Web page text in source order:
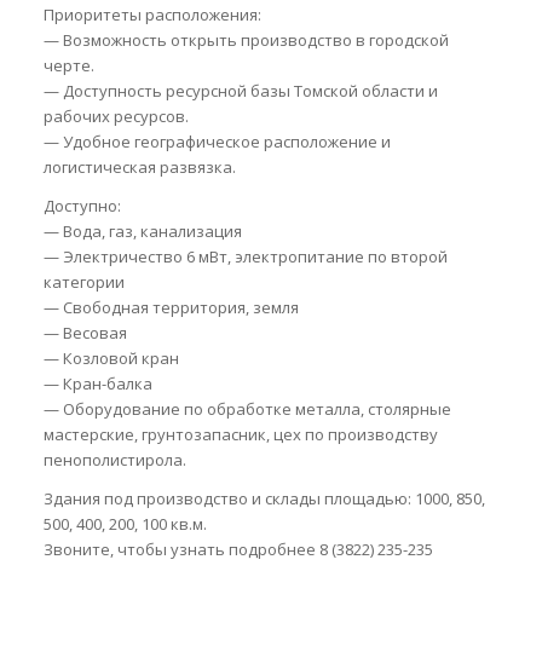
Приоритеты расположения:
— Возможность открыть производство в городской
черте.
— Доступность ресурсной базы Томской области и
рабочих ресурсов.
— Удобное географическое расположение и
логистическая развязка.
Доступно:
— Вода, газ, канализация
— Электричество 6 мВт, электропитание по второй
категории
— Свободная территория, земля
— Весовая
— Козловой кран
— Кран-балка
— Оборудование по обработке металла, столярные
мастерские, грунтозапасник, цех по производству
пенополистирола.
Здания под производство и склады площадью: 1000, 850,
500, 400, 200, 100 кв.м.
Звоните, чтобы узнать подробнее 8 (3822) 235-235